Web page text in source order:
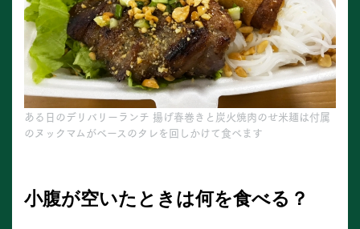
ある日のデリバリーランチ 揚げ春巻きと炭火焼肉のせ米麺は付属
のヌックマムがベースのタレを回しかけて食べます
小腹が空いたときは何を食べる？